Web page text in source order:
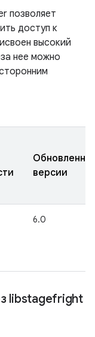
позволяет
доступ к
высокий
нее можно
версии
6.0
libstagefright